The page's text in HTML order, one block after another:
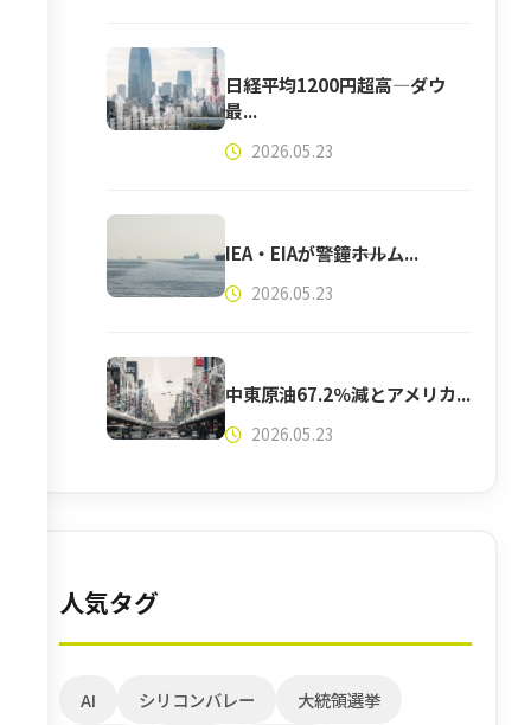
日経平均1200円超高―ダウ
最...
2026.05.23
IEA・EIAが警鐘――ホルム...
2026.05.23
中東原油67.2％減とアメリカ...
2026.05.23
人気タグ
AI シリコンバレー
大統領選挙